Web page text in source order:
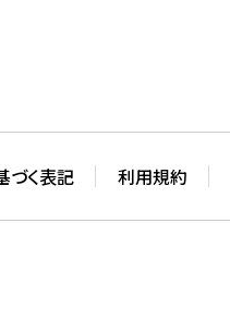
づく表記 利用規約